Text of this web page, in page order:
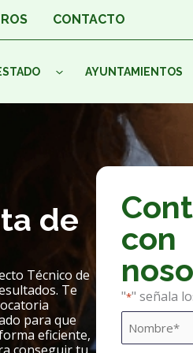
CONTACTO
AYUNTAMIENTOS
de
Técnico de
Te
para que
eficiente,
con
"*" señala
*
Nombre